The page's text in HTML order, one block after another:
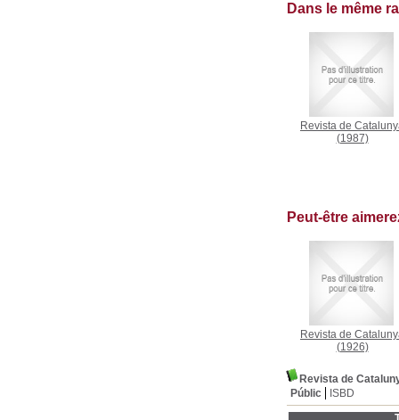
Dans le même
Revista de
(1987)
Peut-être
Revista de
(1926)
Revista de
Públic
ISBD